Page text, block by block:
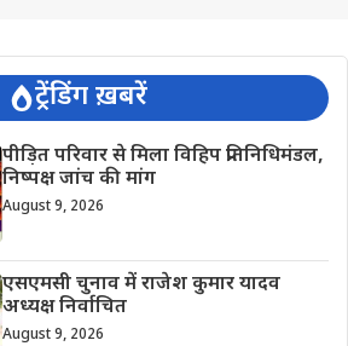
ट्रेंडिंग ख़बरें
पीड़ित परिवार से मिला विहिप प्रतिनिधिमंडल,
निष्पक्ष जांच की मांग
August 9, 2026
एसएमसी चुनाव में राजेश कुमार यादव
अध्यक्ष निर्वाचित
August 9, 2026